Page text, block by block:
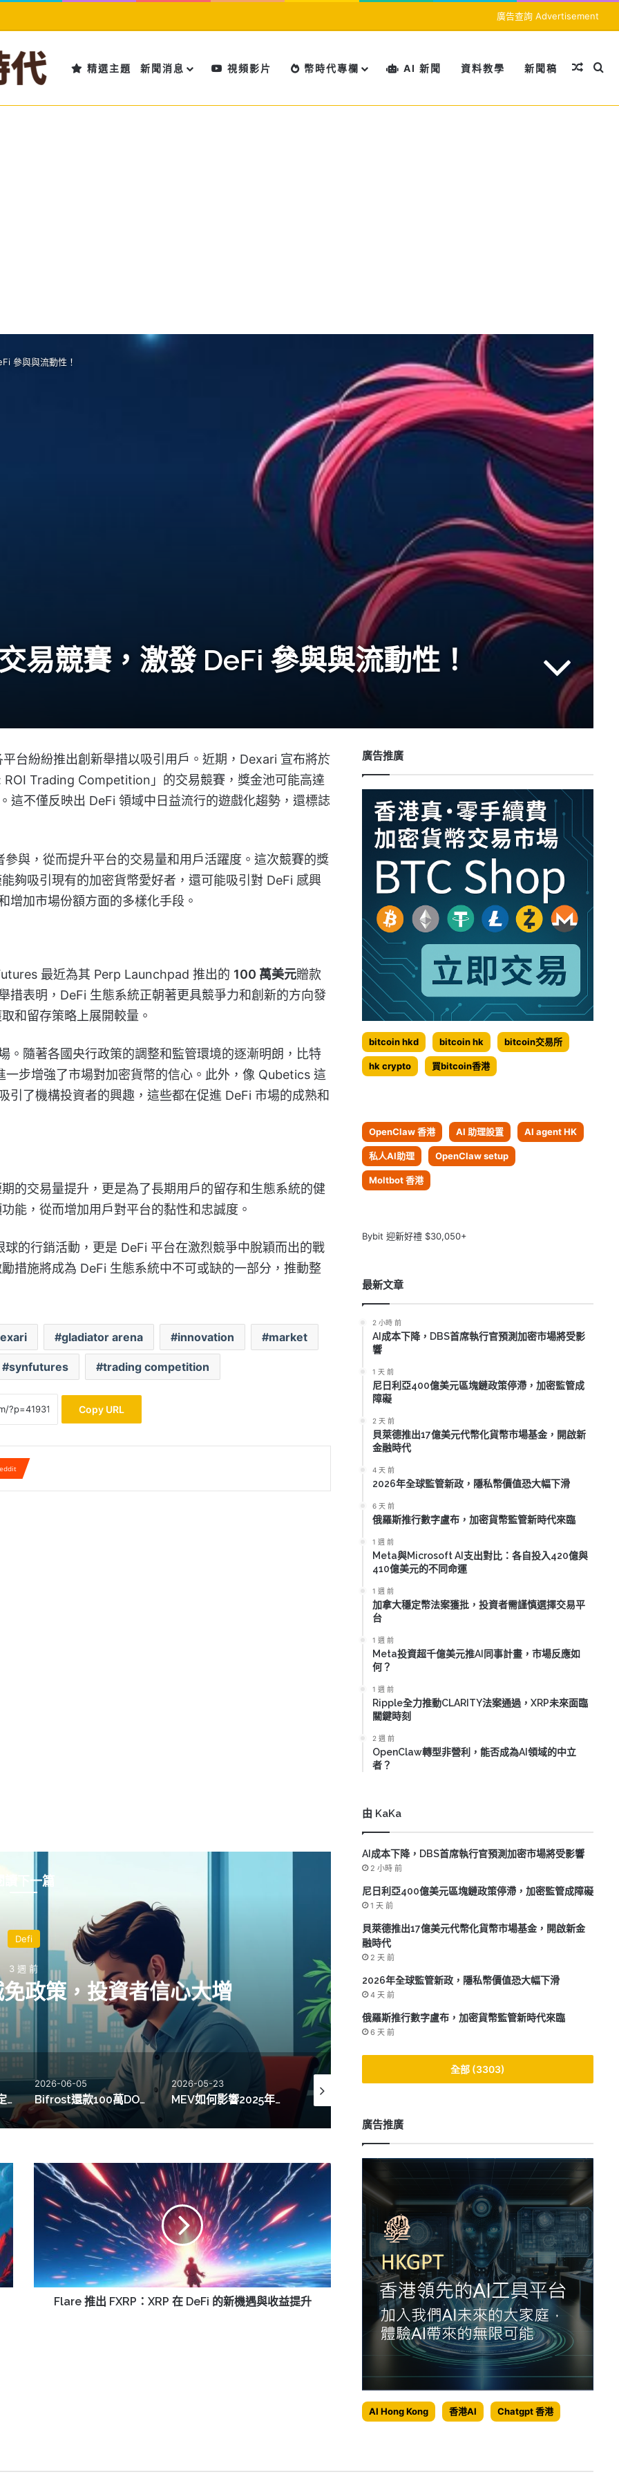
廣告查詢 Advertisement
精選主題 新聞消息 視頻影片 幣時代專欄 AI 新聞 資料教學 新聞稿 隨機文
搜
參與與流動性！
易競賽，激發 DeFi 參與與流動性！
台紛紛推出創新舉措以吸引用戶。近期，Dexari 宣布將於
Trading Competition」的交易競賽，獎金池可能高達
這不僅反映出 DeFi 領域中日益流行的遊戲化趨勢，還標誌
與，從而提升平台的交易量和用戶活躍度。這次競賽的獎
夠吸引現有的加密貨幣愛好者，還可能吸引對 DeFi 感興
增加市場份額方面的多樣化手段。
最近為其 Perp Launchpad 推出的 100 萬美元贈款
措表明，DeFi 生態系統正朝著更具競爭力和創新的方向發
和留存策略上展開較量。
。隨著各國央行政策的調整和監管環境的逐漸明朗，比特
一步增強了市場對加密貨幣的信心。此外，像 Qubetics 這
引了機構投資者的興趣，這些都在促進 DeFi 市場的成熟和
的交易量提升，更是為了長期用戶的留存和生態系統的健
能，從而增加用戶對平台的黏性和忠誠度。
的行銷活動，更是 DeFi 平台在激烈競爭中脫穎而出的戰
措施將成為 DeFi 生態系統中不可或缺的一部分，推動整
gladiator arena innovation market
synfutures trading competition
Copy URL
讀下一篇
4 週 前
穩定幣流動性池，管理資產達5.8兆美元
Bifrost還款
Bifrost還款100萬DOT，獲得53,000 DOT收益展現流動性創新
2026-05-23
MEV如何影響2025年去中心化交易所337萬美元套利利潤
2026-05-21
海德爾市場製造商HMM推出智能技術，提升DeFi流動性新契機
2026-05-15 2026-05-13
Flare
FXRP：
XRP
的
新
Flare 推出 FXRP：XRP 在 DeFi 的新機遇與收益提升
廣告推廣
bitcoin hkd bitcoin hk bitcoin交易所
hk crypto 買bitcoin香港
OpenClaw 香港 AI 助理設置 AI agent HK
私人AI助理 OpenClaw setup
Moltbot 香港
Bybit 迎新好禮 $30,050+
最新文章
2 小時 前
AI成本下降，DBS首席執行官預測加密市場將受影
響
1 天 前
尼日利亞400億美元區塊鏈政策停滯，加密監管成
障礙
2 天 前
貝萊德推出17億美元代幣化貨幣市場基金，開啟新
金融時代
4 天 前
2026年全球監管新政，隱私幣價值恐大幅下滑
6 天 前
俄羅斯推行數字盧布，加密貨幣監管新時代來臨
1 週 前
Meta與Microsoft AI支出對比：各自投入420億與
410億美元的不同命運
1 週 前
加拿大穩定幣法案獲批，投資者需謹慎選擇交易平
台
1 週 前
Meta投資超千億美元推AI同事計畫，市場反應如
何？
1 週 前
Ripple全力推動CLARITY法案通過，XRP未來面臨
關鍵時刻
2 週 前
OpenClaw轉型非營利，能否成為AI領域的中立
者？
由 KaKa
AI成本下降，DBS首席執行官預測加密市場將受影響
2 小時 前
尼日利亞400億美元區塊鏈政策停滯，加密監管成障礙
1 天 前
貝萊德推出17億美元代幣化貨幣市場基金，開啟新金
融時代
2 天 前
2026年全球監管新政，隱私幣價值恐大幅下滑
4 天 前
俄羅斯推行數字盧布，加密貨幣監管新時代來臨
6 天 前
全部 (3303)
廣告推廣
AI Hong Kong 香港AI Chatgpt 香港